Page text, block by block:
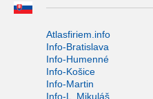
Atlasfiriem.info
Info-Bratislava
Info-Humenné
Info-Košice
Info-Martin
Info-L. Mikuláš